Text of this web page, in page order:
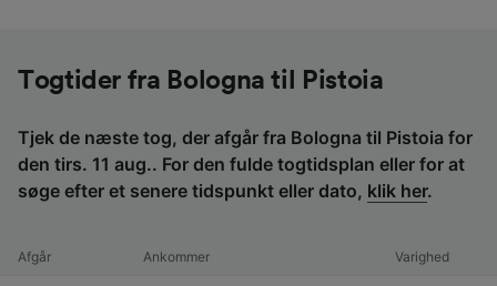
Togtider fra Bologna til Pistoia
Tjek de næste tog, der afgår fra Bologna til Pistoia for
den tirs. 11 aug.. For den fulde togtidsplan eller for at
søge efter et senere tidspunkt eller dato, klik her.
Afgår Ankommer Varighed